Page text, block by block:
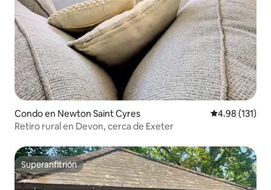
Condo en Newton Saint Cyres Calificación
4.98 (131)
Retiro rural en Devon, cerca de Exeter
Superanfitrión
Superanfitrión